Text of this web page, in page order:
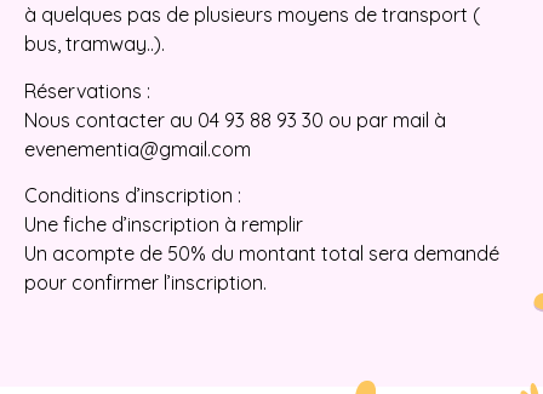
à quelques pas de plusieurs moyens de transport (
bus, tramway..).
Réservations :
Nous contacter au 04 93 88 93 30 ou par mail à
evenementia@gmail.com
Conditions d’inscription :
Une fiche d’inscription à remplir
Un acompte de 50% du montant total sera demandé
pour confirmer l’inscription.